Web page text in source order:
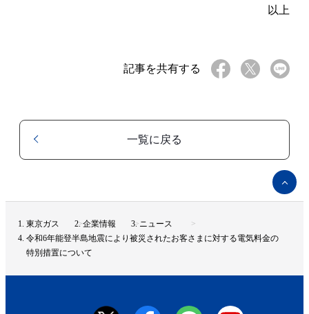
以上
記事を共有する
一覧に戻る
ペ
ー
ジ
ッ
東京ガス 企業情報
ニュース
令和6年能登半島地震により被災されたお客さまに対する電気料金の
特別措置について